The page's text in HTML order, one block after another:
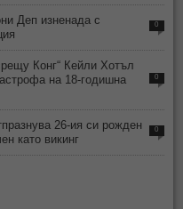
Деп изненада с
0
Конг“ Кейли Хотъл
на 18-годишна
0
26-ия си рожден
като викинг
0